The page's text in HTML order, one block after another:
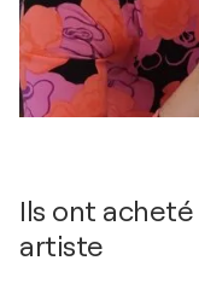
Ils ont
artiste